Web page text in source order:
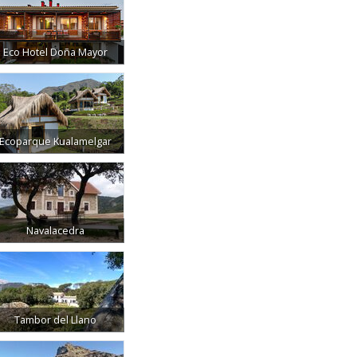
Eco Hotel Doña Mayor
Ecoparque Kualamelgar
Navalacedra
Tambor del Llano